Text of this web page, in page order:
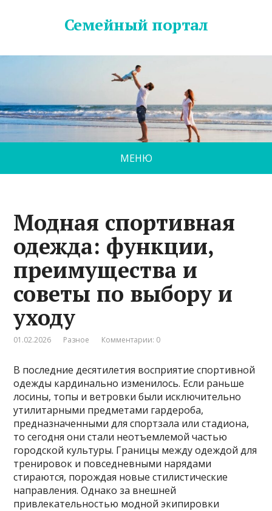
Семейный портал
МЕНЮ
Модная спортивная
одежда: функции,
преимущества и
советы по выбору и
уходу
01.02.2026 Разное Комментарии: 0
В последние десятилетия восприятие спортивной
одежды кардинально изменилось. Если раньше
лосины, топы и ветровки были исключительно
утилитарными предметами гардероба,
предназначенными для спортзала или стадиона,
то сегодня они стали неотъемлемой частью
городской культуры. Границы между одеждой для
тренировок и повседневными нарядами
стираются, порождая новые стилистические
направления. Однако за внешней
привлекательностью модной экипировки